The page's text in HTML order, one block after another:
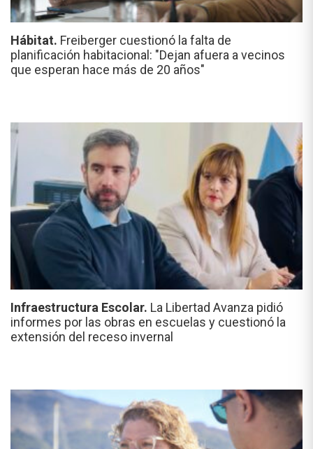
Hábitat. Freiberger cuestionó la falta de
planificación habitacional: "Dejan afuera a vecinos
que esperan hace más de 20 años"
Infraestructura Escolar. La Libertad Avanza pidió
informes por las obras en escuelas y cuestionó la
extensión del receso invernal